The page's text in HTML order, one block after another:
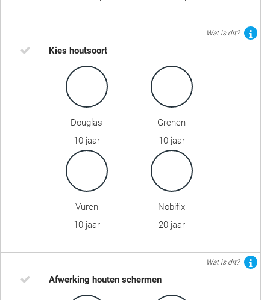
Wat is dit?
Kies houtsoort
Douglas
10 jaar
Grenen
10 jaar
Vuren
10 jaar
Nobifix
20 jaar
Wat is dit?
Afwerking houten schermen